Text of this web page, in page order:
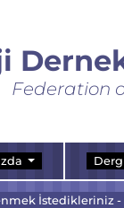
Federation
İstedikleriniz -